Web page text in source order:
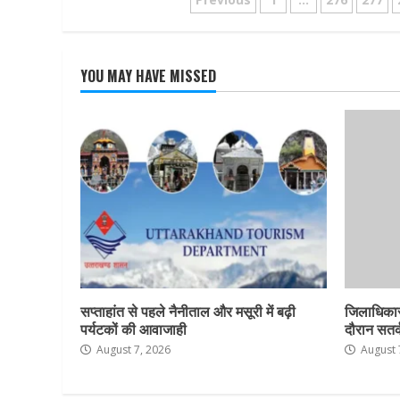
YOU MAY HAVE MISSED
सप्ताहांत से पहले नैनीताल और मसूरी में बढ़ी
पर्यटकों की आवाजाही
August 7, 2026
दौरान
August